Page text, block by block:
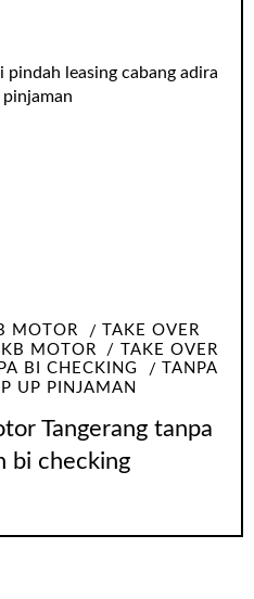
MOTOR
TAKE OVER
MOTOR
TAKE OVER
BI CHECKING
TANPA
UP PINJAMAN
Tangerang tanpa
bi checking